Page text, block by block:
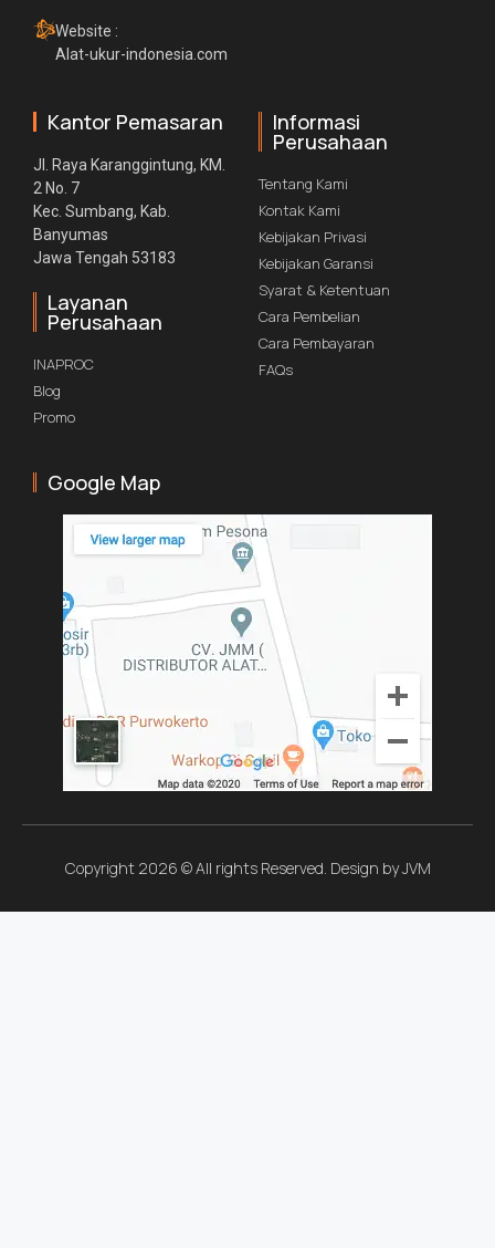
Website :
Alat-ukur-indonesia.com
Kantor Pemasaran
Jl. Raya Karanggintung, KM.
2 No. 7
Kec. Sumbang, Kab.
Banyumas
Jawa Tengah 53183
Layanan
Perusahaan
INAPROC
Blog
Promo
Informasi
Perusahaan
Tentang Kami
Kontak Kami
Kebijakan Privasi
Kebijakan Garansi
Syarat & Ketentuan
Cara Pembelian
Cara Pembayaran
FAQs
Google Map
Copyright 2026 © All rights Reserved. Design by JVM